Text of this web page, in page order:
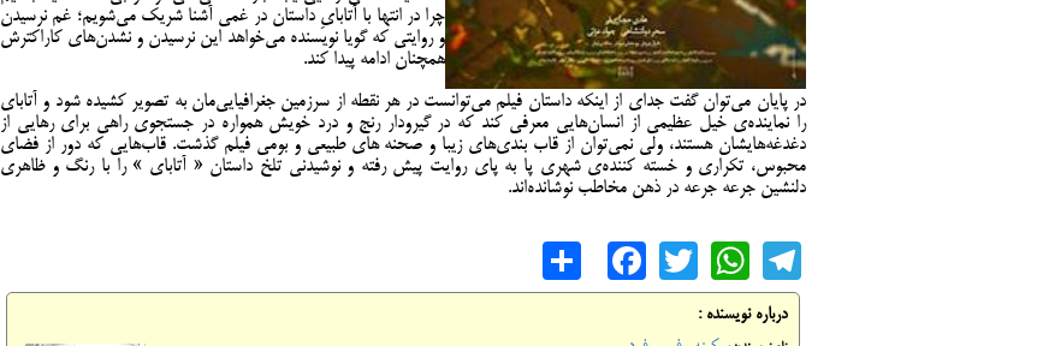
چرا در انتها با آتابایِ داستان در غمی آشنا شریک می‌شویم؛ غم نرسیدن
و روایتی که گویا نویسنده می‌خواهد این نرسیدن و نشدن‌های کاراکترش
همچنان ادامه پیدا کند.
در پایان می‌توان گفت جدای از اینکه داستان فیلم می‌توانست در هر نقطه از سرزمین جغرافیایی‌مان به تصویر کشیده شود و آتابای
را نماینده‌ی خیل عظیمی از انسان‌هایی معرفی کند که در گیرودار رنج و درد خویش همواره در جستجوی راهی برای رهایی از
دغدغه‌هایشان هستند، ولی نمی‌توان از قاب بندی‌های زیبا و صحنه های طبیعی و بومی فیلم گذشت. قاب‌هایی که دور از فضای
محبوس، تکراری و خسته کننده‌ی شهری پا به پای روایت پیش رفته و نوشیدنی تلخ داستان « آتابای » را با رنگ و ظاهری
دلنشین جرعه جرعه در ذهن مخاطب نوشانده‌اند.
Telegram
WhatsApp
Twitter
Facebook
درباره نویسنده :